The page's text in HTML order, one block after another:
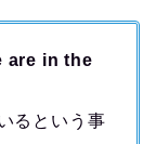
are in the
るという事